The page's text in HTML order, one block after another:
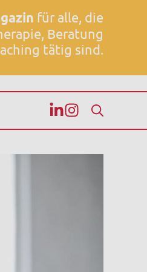
für alle, die
Beratung
tätig sind.